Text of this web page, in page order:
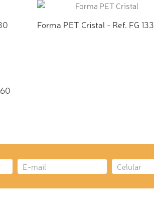
Forma PET Cristal - Ref. FG 133